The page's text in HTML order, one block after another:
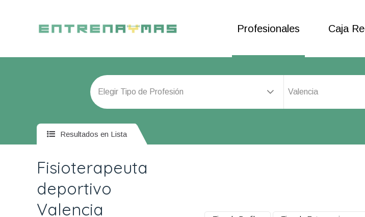
Profesionales Caja
Valencia
Resultados en Lista
Fisioterapeuta
deportivo
Valencia